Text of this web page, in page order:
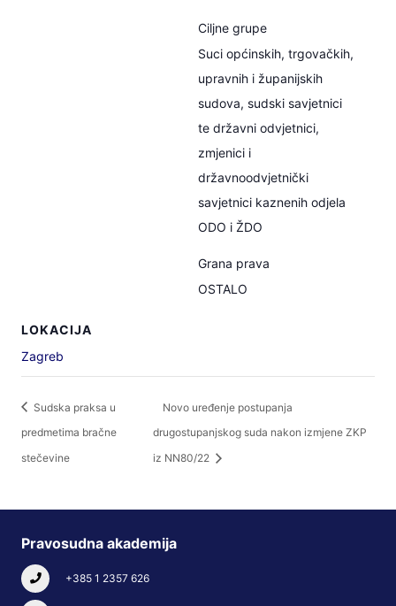
LOKACIJA
Zagreb
Ciljne grupe
Suci općinskih, trgovačkih,
upravnih i županijskih
sudova, sudski savjetnici
te državni odvjetnici,
zmjenici i
državnoodvjetnički
savjetnici kaznenih odjela
ODO i ŽDO
Grana prava
OSTALO
Sudska praksa u
predmetima bračne
stečevine
Novo uređenje postupanja
drugostupanjskog suda nakon izmjene ZKP
iz NN80/22
Pravosudna akademija
+385 1 2357 626